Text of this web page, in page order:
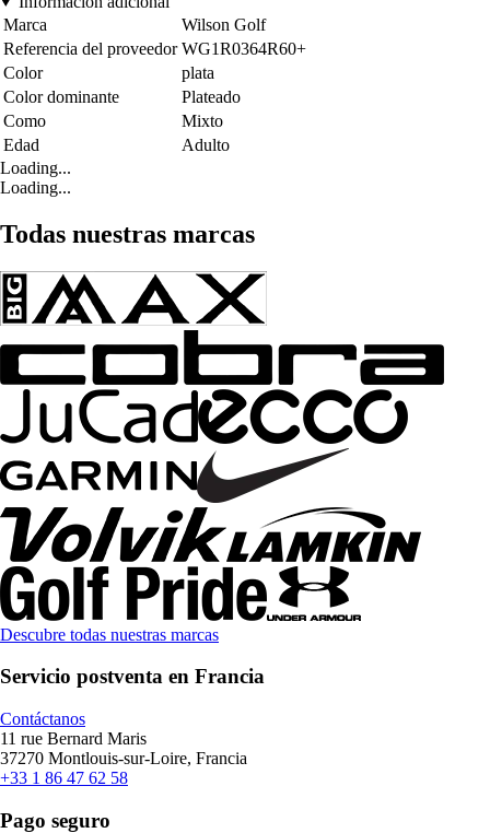
Marca
Wilson Golf
Referencia del proveedor WG1R0364R60+
Color
plata
Color dominante
Plateado
Como
Mixto
Edad
Adulto
Loading...
Loading...
Todas nuestras marcas
Descubre todas nuestras marcas
Servicio postventa en Francia
Contáctanos
11 rue Bernard Maris
37270 Montlouis-sur-Loire, Francia
+33 1 86 47 62 58
Pago seguro